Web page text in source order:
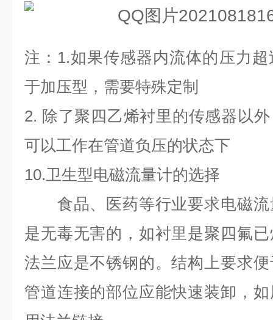
注： 1.如果传感器内流体的压力
于加压型，需要特殊定制
2. 除了聚四乙烯衬里的传感器以
可以工作在管道负压的状态下
10.卫生型电磁流量计的选择
食品、医药等行业要求电磁流
是无毒无害的，如衬里是聚四氟
法兰应是不锈钢的。结构上要求
管道连接的部位应能快速装卸，